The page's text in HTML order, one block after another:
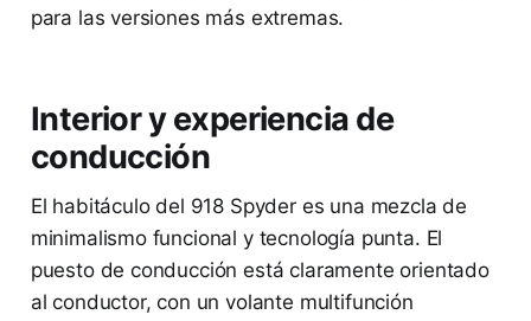
para las versiones más extremas.
Interior y experiencia de
conducción
El habitáculo del 918 Spyder es una mezcla de
minimalismo funcional y tecnología punta. El
puesto de conducción está claramente orientado
al conductor, con un volante multifunción